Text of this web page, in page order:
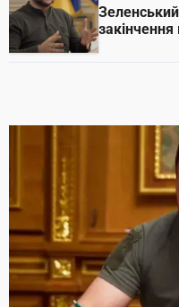
закінчення
США